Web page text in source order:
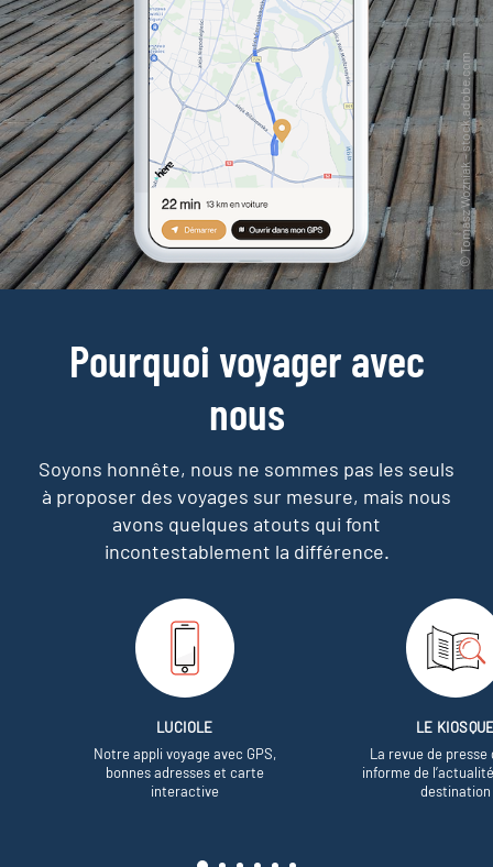
Pourquoi voyager avec
nous
Soyons honnête, nous ne sommes pas les seuls
à proposer des voyages sur mesure, mais nous
avons quelques atouts qui font
incontestablement la différence.
LUCIOLE
Notre appli voyage avec GPS,
bonnes adresses et carte
interactive
LE
La revue de presse
informe de
destination